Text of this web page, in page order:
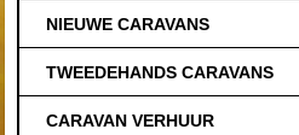
NIEUWE CARAVANS
TWEEDEHANDS CARAVANS
CARAVAN VERHUUR